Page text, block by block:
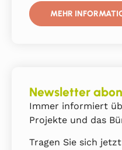
MEHR
Newsletter
Immer informiert
Projekte und das
Tragen Sie sich